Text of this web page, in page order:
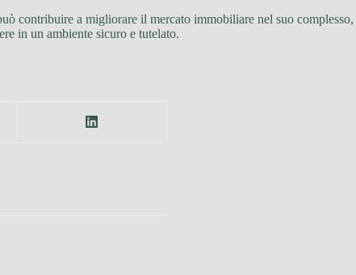
contribuire a migliorare il mercato immobiliare nel suo
in un ambiente sicuro e tutelato.